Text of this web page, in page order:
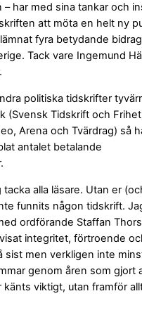
har med sina tankar och
att möta en helt ny
fyra betydande
Tack vare Ingemund
politiska tidskrifter
(Svensk Tidskrift och
Arena och Tvärdrag) så
antalet betalande
alla läsare. Utan er
funnits någon tidskrift.
ordförande Staffan
integritet, förtroende
sist men verkligen inte
genom åren som gjort
känts viktigt, utan framför